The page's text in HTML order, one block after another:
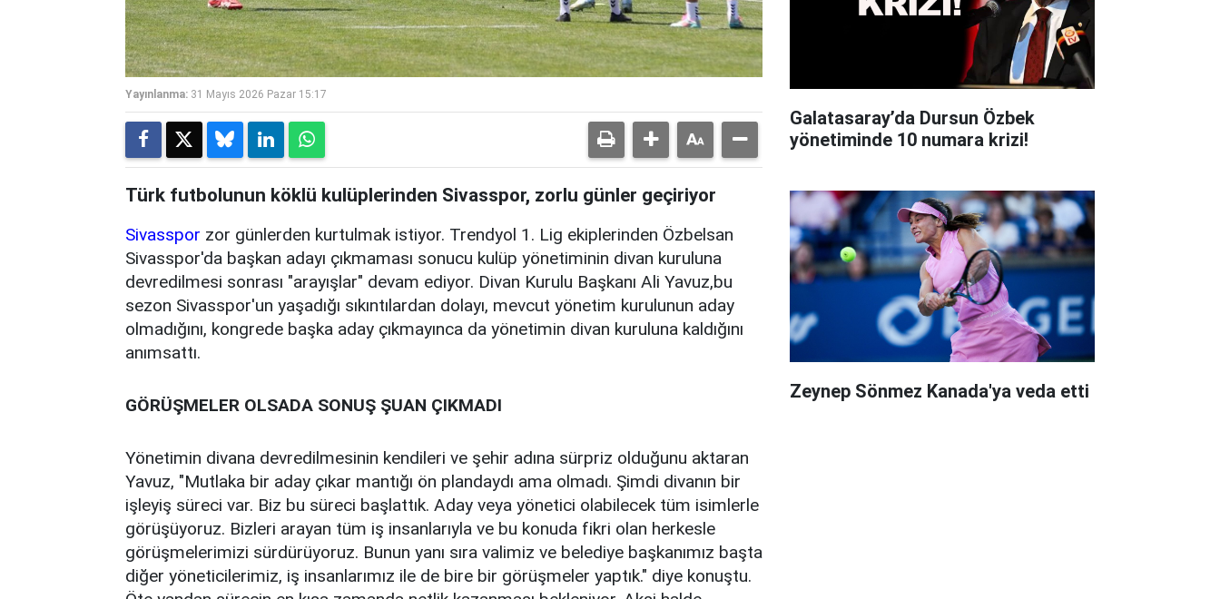
Yayınlanma: 31 Mayıs 2026 Pazar 15:17
Türk futbolunun köklü kulüplerinden Sivasspor, zorlu günler geçiriyor
Sivasspor zor günlerden kurtulmak istiyor. Trendyol 1. Lig ekiplerinden Özbelsan
Sivasspor'da başkan adayı çıkmaması sonucu kulüp yönetiminin divan kuruluna
devredilmesi sonrası "arayışlar" devam ediyor. Divan Kurulu Başkanı Ali Yavuz,bu
sezon Sivasspor'un yaşadığı sıkıntılardan dolayı, mevcut yönetim kurulunun aday
olmadığını, kongrede başka aday çıkmayınca da yönetimin divan kuruluna kaldığını
anımsattı.
GÖRÜŞMELER OLSADA SONUŞ ŞUAN ÇIKMADI
Yönetimin divana devredilmesinin kendileri ve şehir adına sürpriz olduğunu aktaran
Yavuz, "Mutlaka bir aday çıkar mantığı ön plandaydı ama olmadı. Şimdi divanın bir
işleyiş süreci var. Biz bu süreci başlattık. Aday veya yönetici olabilecek tüm isimlerle
görüşüyoruz. Bizleri arayan tüm iş insanlarıyla ve bu konuda fikri olan herkesle
görüşmelerimizi sürdürüyoruz. Bunun yanı sıra valimiz ve belediye başkanımız başta
diğer yöneticilerimiz, iş insanlarımız ile de bire bir görüşmeler yaptık." diye konuştu.
Galatasaray’da Dursun Özbek
yönetiminde 10 numara krizi!
Zeynep Sönmez Kanada'ya veda etti